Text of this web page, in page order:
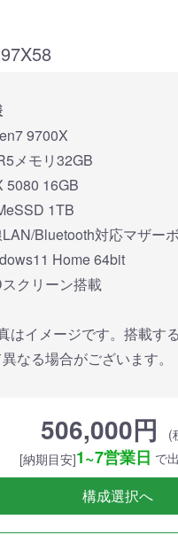
9700X
メモリ32GB
5080 16GB
1TB
Bluetooth対応マザー
Home 64bit
クリーン搭載
はイメージです。搭載す
なる場合がございます。
506,000円
(
[納期目安]1~7営業日 で
構成選択へ